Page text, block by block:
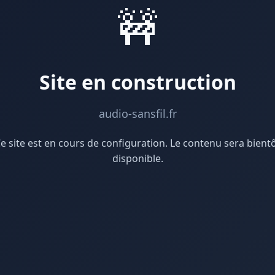
🚧
Site en construction
audio-sansfil.fr
site est en cours de configuration. Le contenu sera
disponible.